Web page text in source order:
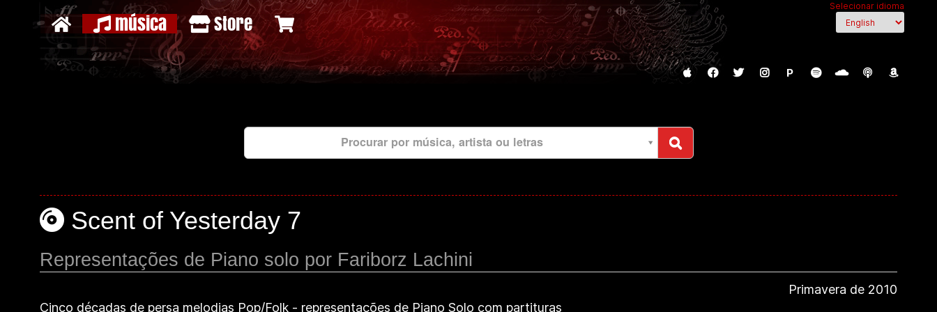
Selecionar idioma
música Store
P
Procurar por música, artista ou letras
Scent of Yesterday 7
Representações de Piano solo por Fariborz Lachini
Primavera de 2010
Cinco décadas de persa melodias Pop/Folk - representações de Piano Solo com partituras